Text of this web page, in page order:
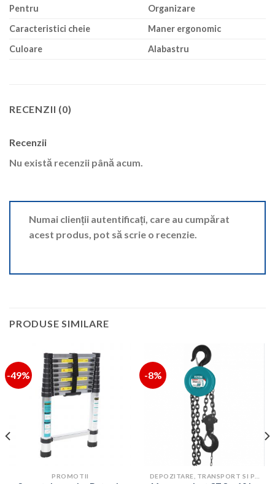
Pentru
Organizare
Caracteristici cheie
Maner ergonomic
Culoare
Alabastru
RECENZII (0)
Recenzii
Nu există recenzii până acum.
Numai clienții autentificați, care au cumpărat
acest produs, pot să scrie o recenzie.
PRODUSE SIMILARE
-49%
PROMOTII
-8%